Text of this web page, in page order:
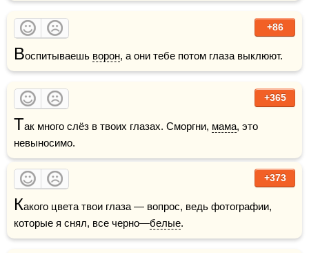
+86
Воспитываешь ворон, а они тебе потом глаза выклюют.
+365
Так много слёз в твоих глазах. Сморгни, мама, это
невыносимо.
+373
Какого цвета твои глаза — вопрос, ведь фотографии,
которые я снял, все черно—белые.